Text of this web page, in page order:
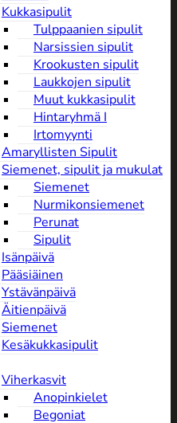
Kukkasipulit
Tulppaanien sipulit
Narsissien sipulit
Krookusten sipulit
Laukkojen sipulit
Muut kukkasipulit
Hintaryhmä I
Irtomyynti
Amaryllisten Sipulit
Siemenet, sipulit ja mukulat
Siemenet
Nurmikonsiemenet
Perunat
Sipulit
Isänpäivä
Pääsiäinen
Ystävänpäivä
Äitienpäivä
Siemenet
Kesäkukkasipulit
Viherkasvit
Anopinkielet
Begoniat